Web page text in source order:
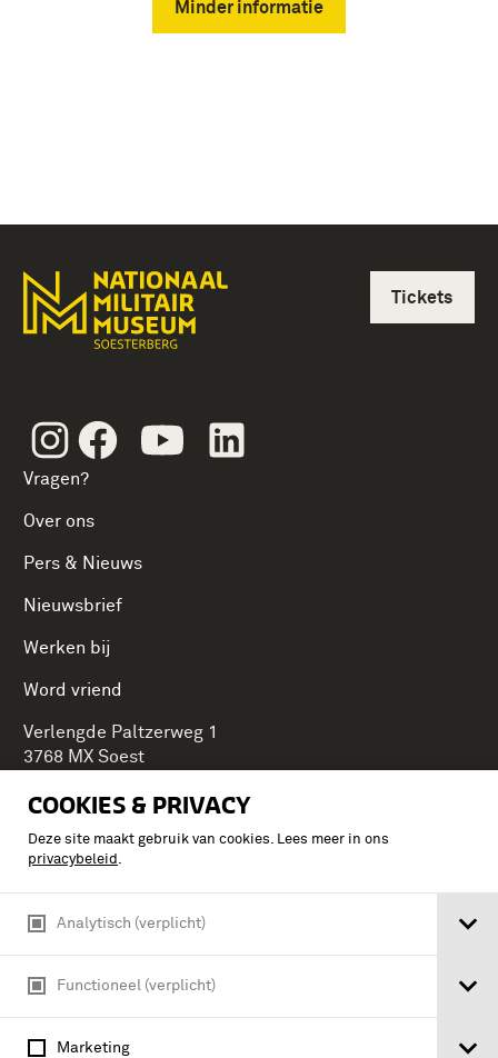
COOKIES & PRIVACY
Deze site maakt gebruik van cookies. Lees meer in ons
privacybeleid .
Analytisch (verplicht)
Functioneel (verplicht)
Marketing
Minder informatie
InstagramFacebookYoutube
Vragen?
Over ons
Pers & Nieuws
Nieuwsbrief
Werken bij
Word vriend
Tickets
Verlengde Paltzerweg 1
3768 MX Soest
Onderdeel van Stichting Koninklijke Defensiemusea,